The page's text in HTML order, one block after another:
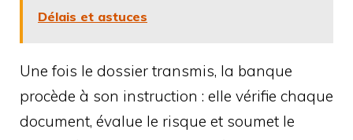
Délais et astuces
Une fois le dossier transmis, la banque
procède à son instruction : elle vérifie chaque
document, évalue le risque et soumet le